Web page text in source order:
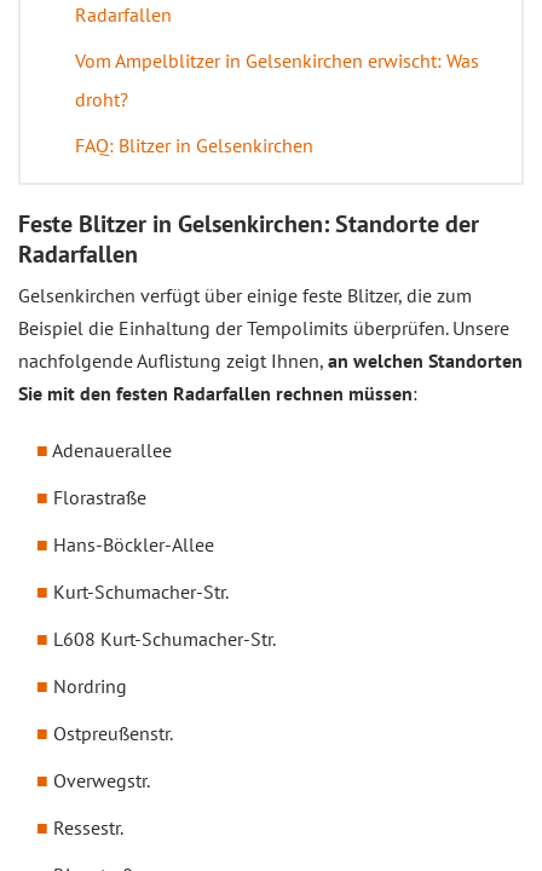
Radarfallen
Vom Ampelblitzer in Gelsenkirchen erwischt: Was
droht?
FAQ: Blitzer in Gelsenkirchen
Feste Blitzer in Gelsenkirchen: Standorte der
Radarfallen
Gelsenkirchen verfügt über einige feste Blitzer, die zum
Beispiel die Einhaltung der Tempolimits überprüfen. Unsere
nachfolgende Auflistung zeigt Ihnen, an welchen Standorten
Sie mit den festen Radarfallen rechnen müssen:
Adenauerallee
Florastraße
Hans-Böckler-Allee
Kurt-Schumacher-Str.
L608 Kurt-Schumacher-Str.
Nordring
Ostpreußenstr.
Overwegstr.
Ressestr.